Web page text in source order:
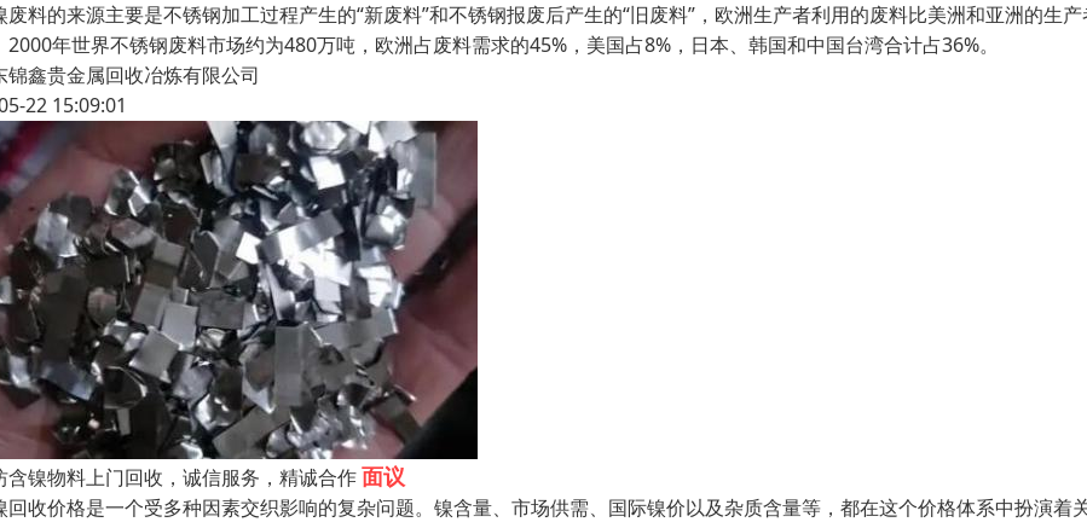
废料的来源主要是不锈钢加工过程产生的“新废料”和不锈钢报废后产生的“旧废料”，欧洲生产者利用的废料比美洲和亚洲的生产
2000年世界不锈钢废料市场约为480万吨，欧洲占废料需求的45%，美国占8%，日本、韩国和中国台湾合计占36%。
锦鑫贵金属回收冶炼有限公司
22 15:09:01
含镍物料上门回收，诚信服务，精诚合作面议
回收价格是一个受多种因素交织影响的复杂问题。镍含量、市场供需、国际镍价以及杂质含量等，都在这个价格体系中扮演着